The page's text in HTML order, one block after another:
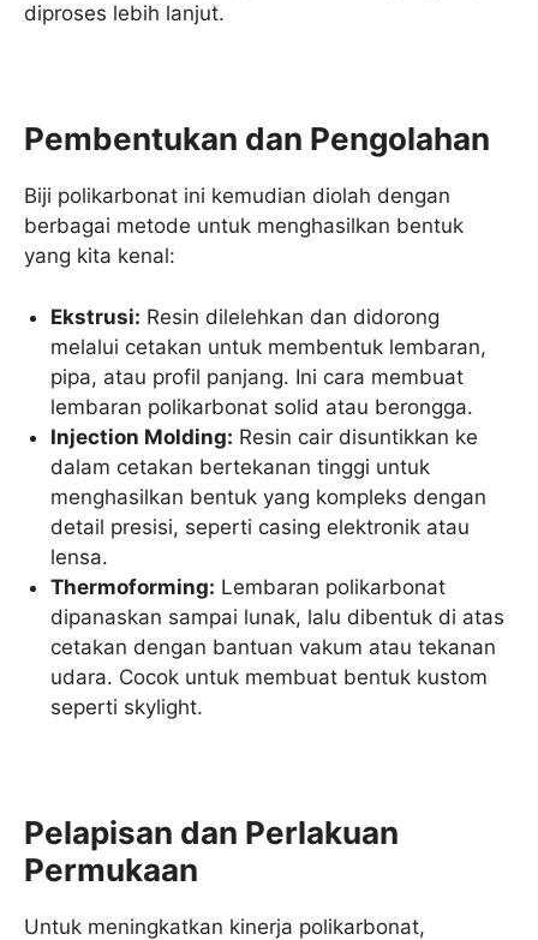
diproses lebih lanjut.
Pembentukan dan Pengolahan
Biji polikarbonat ini kemudian diolah dengan
berbagai metode untuk menghasilkan bentuk
yang kita kenal:
Ekstrusi: Resin dilelehkan dan didorong
melalui cetakan untuk membentuk lembaran,
pipa, atau profil panjang. Ini cara membuat
lembaran polikarbonat solid atau berongga.
Injection Molding: Resin cair disuntikkan ke
dalam cetakan bertekanan tinggi untuk
menghasilkan bentuk yang kompleks dengan
detail presisi, seperti casing elektronik atau
lensa.
Thermoforming: Lembaran polikarbonat
dipanaskan sampai lunak, lalu dibentuk di atas
cetakan dengan bantuan vakum atau tekanan
udara. Cocok untuk membuat bentuk kustom
seperti skylight.
Pelapisan dan Perlakuan
Permukaan
Untuk meningkatkan kinerja polikarbonat,